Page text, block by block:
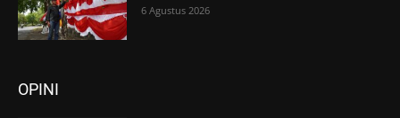
6 Agustus 2026
OPINI